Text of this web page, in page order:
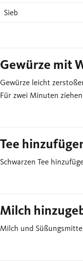
Sieb
Gewürze mit
Gewürze leicht
Für zwei Minuten
Tee
Schwarzen Tee
Milch
Milch und